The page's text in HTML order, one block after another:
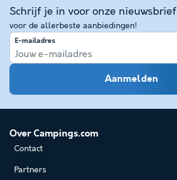
Schrijf je in voor onze nieuwsbrief
voor de allerbeste aanbiedingen!
E-mailadres
Aanmelden
Over Campings.com
Contact
Partners